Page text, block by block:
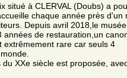
situé à CLERVAL (Doubs) a
chaque année près d'un
Depuis avril 2018,le
de restauration,un
extrêmement rare car seuls 4
XXe siècle est proposée,